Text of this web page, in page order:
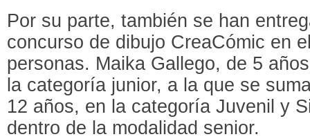
Por su parte, también se han
concurso de dibujo CreaCómic en
personas. Maika Gallego, de 5
la categoría junior, a la que se
12 años, en la categoría Juvenil y
dentro de la modalidad senior.